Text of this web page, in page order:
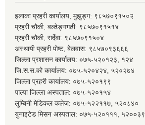
इलाका प्रहरी कार्यालय, मुझुङ्ग: ९८५७०९१५०२
प्रहरी चौकी, बल्ढेङ्गगढी: ९८५७०९१५१४
प्रहरी चौकी, सर्देवा: ९८५७०९१५०४
अस्थायी प्रहरी पोष्ट, बेलवास: ९८५७०९३६६६
जिल्ला प्रशासन कार्यालय: ०७५-५२०१२३, १२४
जि.स.स.को कार्यालय: ०७५-५२०४२४, ५२०२७४
जिल्ला प्रहरी कार्यालय: ०७५-५२०१९९
पाल्पा जिल्ला अस्पताल: ०७५-५२०१५४
लुम्बिनी मेडिकल कलेज: ०७५-५२२११७, ५२०८४०
युनाइटेड मिसन अस्पताल: ०७५-५२०१११, ५२००३९